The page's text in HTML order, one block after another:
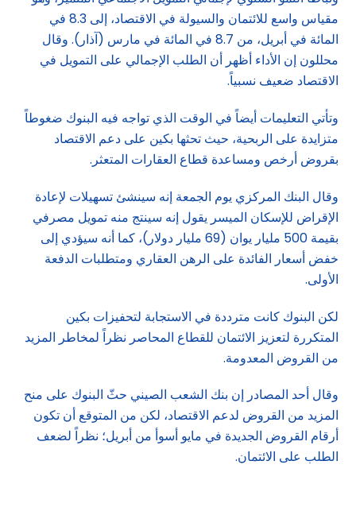
مقياس واسع للائتمان والسيولة في الاقتصاد، إلى 8.3 في
المائة في أبريل، من 8.7 في المائة في مارس (آذار). وقال
محللون إن الأداء أظهر أن الطلب الإجمالي على التمويل في
الاقتصاد ضعيف نسبياً.
وتأتي التعليمات أيضاً في الوقت الذي تواجه فيه البنوك ضغوطاً
متزايدة على الربحية، حيث تحثها بكين على دعم الاقتصاد
بقروض أرخص ومساعدة قطاع العقارات المتعثر.
وقال البنك المركزي يوم الجمعة إنه سينشئ تسهيلات لإعادة
الإقراض للإسكان الميسر يقول إنه سينتج منه تمويل مصرفي
بقيمة 500 مليار يوان (69 مليار دولار)، كما أنه سيؤدي إلى
خفض أسعار الفائدة على الرهن العقاري ومتطلبات الدفعة
الأولى.
لكن البنوك كانت مترددة في الاستجابة لتحفيزات بكين
المتكررة لتعزيز الائتمان للقطاع المحاصر نظراً لمخاطر المزيد
من القروض المعدومة.
وقال أحد المصادر إن بنك الشعب الصيني حثّ البنوك على منح
المزيد من القروض لدعم الاقتصاد، لكن من المتوقع أن تكون
أرقام القروض الجديدة في مايو أسوأ من أبريل؛ نظراً لضعف
الطلب على الائتمان.